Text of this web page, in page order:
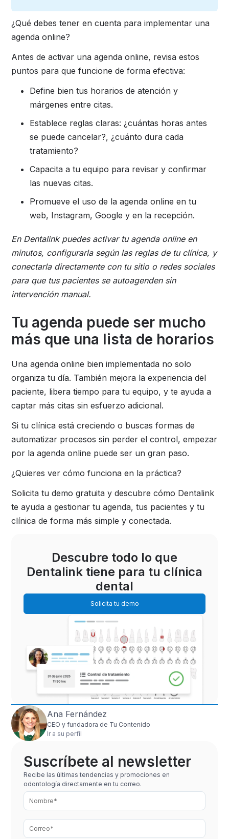
¿Qué debes tener en cuenta para implementar una
agenda online?
Antes de activar una agenda online, revisa estos
puntos para que funcione de forma efectiva:
Define bien tus horarios de atención y
márgenes entre citas.
Establece reglas claras: ¿cuántas horas antes
se puede cancelar?, ¿cuánto dura cada
tratamiento?
Capacita a tu equipo para revisar y confirmar
las nuevas citas.
Promueve el uso de la agenda online en tu
web, Instagram, Google y en la recepción.
En Dentalink puedes activar tu agenda online en
minutos, configurarla según las reglas de tu clínica, y
conectarla directamente con tu sitio o redes sociales
para que tus pacientes se autoagenden sin
intervención manual.
Tu agenda puede ser mucho
más que una lista de horarios
Una agenda online bien implementada no solo
organiza tu día. También mejora la experiencia del
paciente, libera tiempo para tu equipo, y te ayuda a
captar más citas sin esfuerzo adicional.
Si tu clínica está creciendo o buscas formas de
automatizar procesos sin perder el control, empezar
por la agenda online puede ser un gran paso.
¿Quieres ver cómo funciona en la práctica?
Solicita tu demo gratuita y descubre cómo Dentalink
te ayuda a gestionar tu agenda, tus pacientes y tu
clínica de forma más simple y conectada.
Descubre todo lo que
Dentalink tiene para tu clínica
dental
Solicita tu demo
Ana Fernández
CEO y fundadora de Tu Contenido
Ir a su perfil
Suscríbete al newsletter
Recibe las últimas tendencias y promociones en
odontología directamente en tu correo.